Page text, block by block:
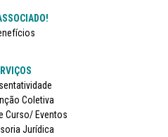
Coletiva
Curso/ Eventos
Jurídica